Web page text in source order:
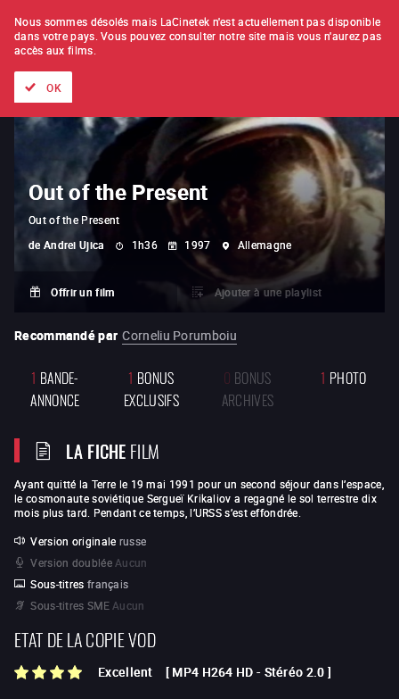
À L'UNITÉ ABONNEMENT
Out of the Present
Out of the Present
de Andrei Ujica 1h36 1997 Allemagne
Offrir un film Ajouter à une playlist
Recommandé par Corneliu Porumboiu
1 BANDE-
ANNONCE
1 BONUS
EXCLUSIFS
0 BONUS
ARCHIVES
1 PHOTO
LA FICHEFILM
Ayant quitté la Terre le 19 mai 1991 pour un second séjour dans l’espace,
le cosmonaute soviétique Sergueï Krikaliov a regagné le sol terrestre dix
mois plus tard. Pendant ce temps, l’URSS s’est effondrée.
Version originale russe
Version doublée Aucun
Sous-titres français
Sous-titres SME Aucun
ETAT DE LA COPIE VOD
Excellent [ MP4 H264 HD - Stéréo 2.0 ]
Nous sommes désolés mais LaCinetek n'est actuellement pas disponible
dans votre pays. Vous pouvez consulter notre site mais vous n'aurez pas
accès aux films.
OK